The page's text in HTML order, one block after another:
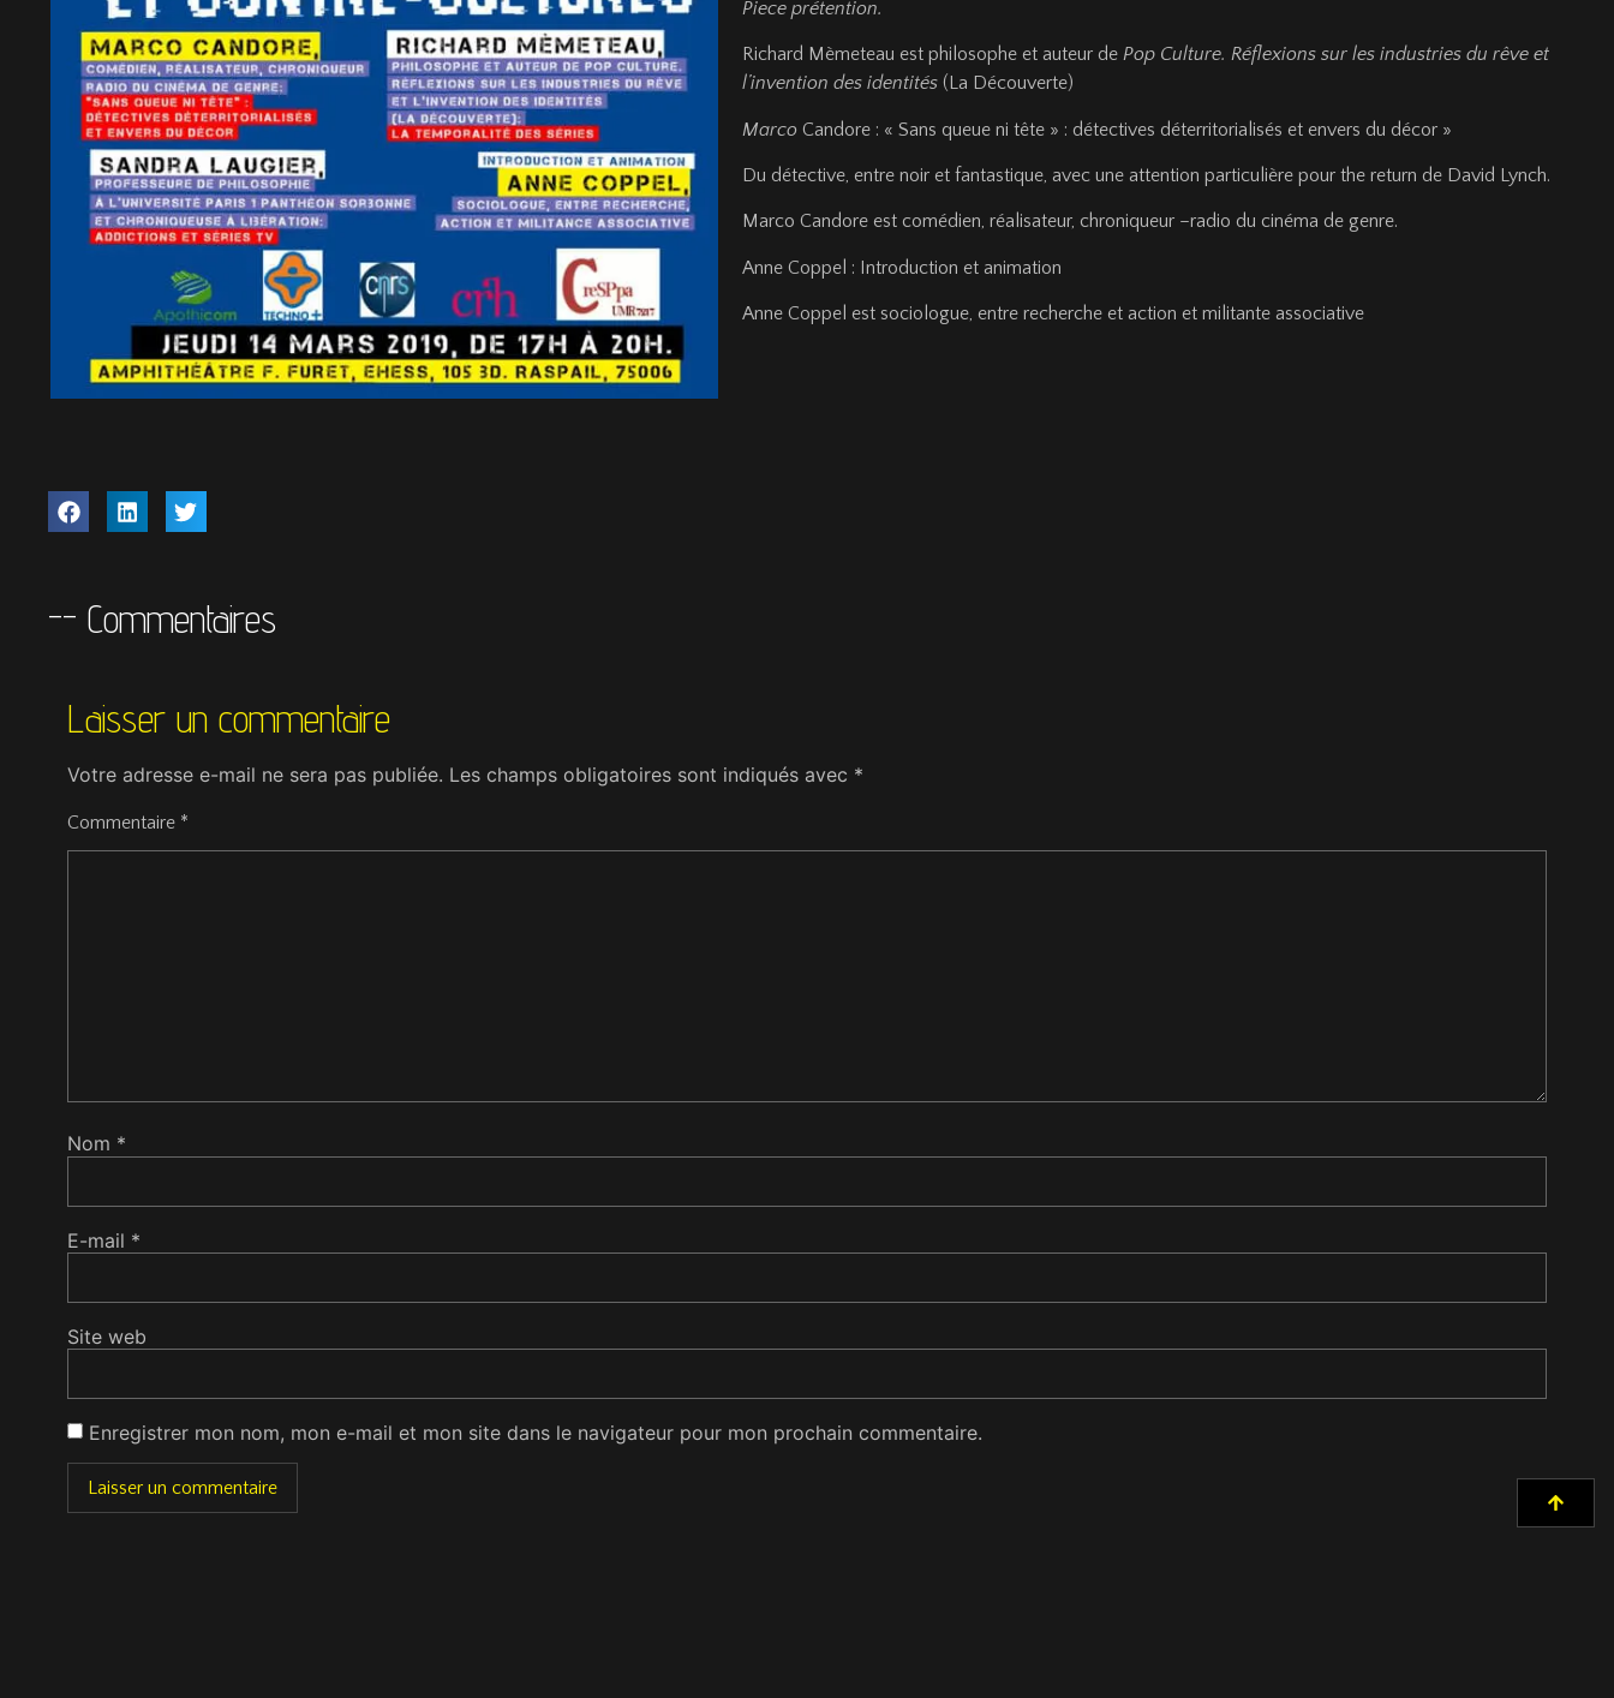
Piece prétention.
Richard Mèmeteau est philosophe et auteur de Pop Culture. Réflexions sur les industries du rêve et
l’invention des identités (La Découverte)
Marco Candore : « Sans queue ni tête » : détectives déterritorialisés et envers du décor »
Du détective, entre noir et fantastique, avec une attention particulière pour the return de David Lynch.
Marco Candore est comédien, réalisateur, chroniqueur –radio du cinéma de genre.
Anne Coppel : Introduction et animation
Anne Coppel est sociologue, entre recherche et action et militante associative
-- Commentaires
Laisser un commentaire
Votre adresse e-mail ne sera pas publiée. Les champs obligatoires sont indiqués avec *
Commentaire *
Nom *
E-mail *
Site web
Enregistrer mon nom, mon e-mail et mon site dans le navigateur pour mon prochain commentaire.